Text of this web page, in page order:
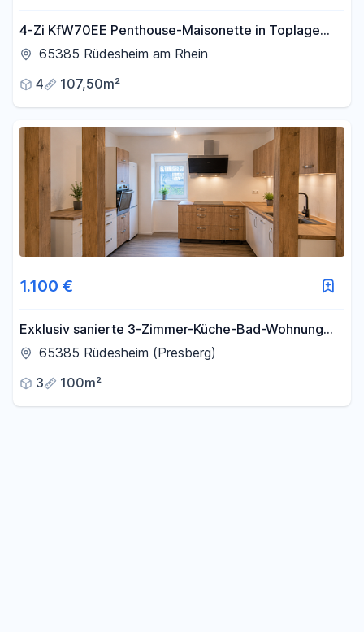
4-Zi KfW70EE Penthouse-Maisonette in Toplage
von Rüdesheim mit Aufzug, Küche und Balkon
65385 Rüdesheim am Rhein
4
107,50m²
1.100 €
Exklusiv sanierte 3-Zimmer-Küche-Bad-Wohnung
mit großer Terrasse, und hochwertiger Ausstattung
65385 Rüdesheim (Presberg)
3
100m²